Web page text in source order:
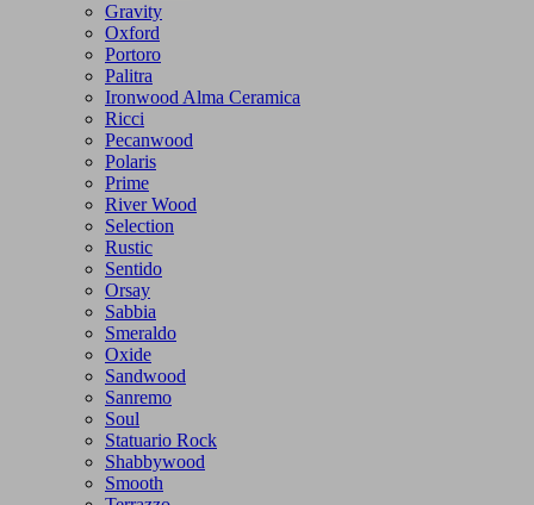
Gravity
Oxford
Portoro
Palitra
Ironwood Alma Ceramica
Ricci
Pecanwood
Polaris
Prime
River Wood
Selection
Rustic
Sentido
Orsay
Sabbia
Smeraldo
Oxide
Sandwood
Sanremo
Soul
Statuario Rock
Shabbywood
Smooth